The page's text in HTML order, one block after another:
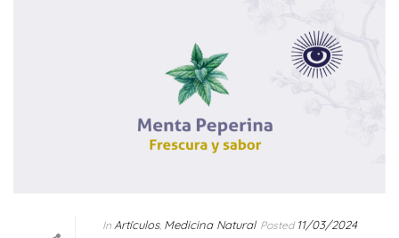
In Artículos, Medicina Natural Posted 11/03/2024